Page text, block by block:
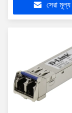
সেরা মূল্য